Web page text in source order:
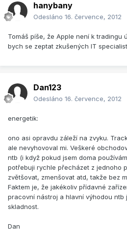
hanybany
Odesláno 16. července, 2012
Tomáš píše, že Apple není k tradingu
bych se zeptat zkušených IT
Dan123
Odesláno 16. července, 2012
energetik:
ono asi opravdu záleží na zvyku.
ale nevyhovoval mi. Veškeré
ntb (i když pokud jsem doma
potřebuji rychle přecházet z jednoho
zvětšovat, zmenšovat atd, takže bez
Faktem je, že jakékoliv přídavné
pracovní nástroj a hlavní výhodou ntb
skladnost.
Dan